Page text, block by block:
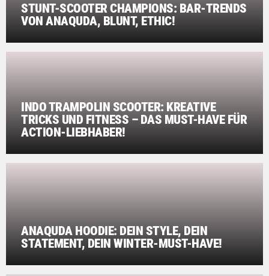
STUNT-SCOOTER CHAMPIONS: BAR-TRENDS
VON ANAQUDA, BLUNT, ETHIC!
INDO TRAMPOLIN SCOOTER: KREATIVE
TRICKS UND FITNESS – DAS MUST-HAVE FÜR
ACTION-LIEBHABER!
ANAQUDA HOODIE: DEIN STYLE, DEIN
STATEMENT, DEIN WINTER-MUST-HAVE!